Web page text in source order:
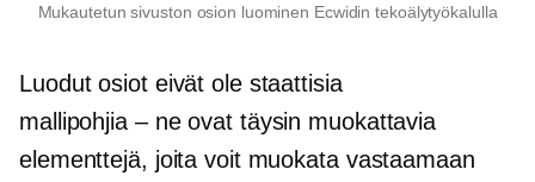
Mukautetun sivuston osion luominen Ecwidin tekoälytyökalulla
Luodut osiot eivät ole staattisia
mallipohjia – ne ovattäysin muokattavia
elementtejä, joita voit muokata vastaamaan